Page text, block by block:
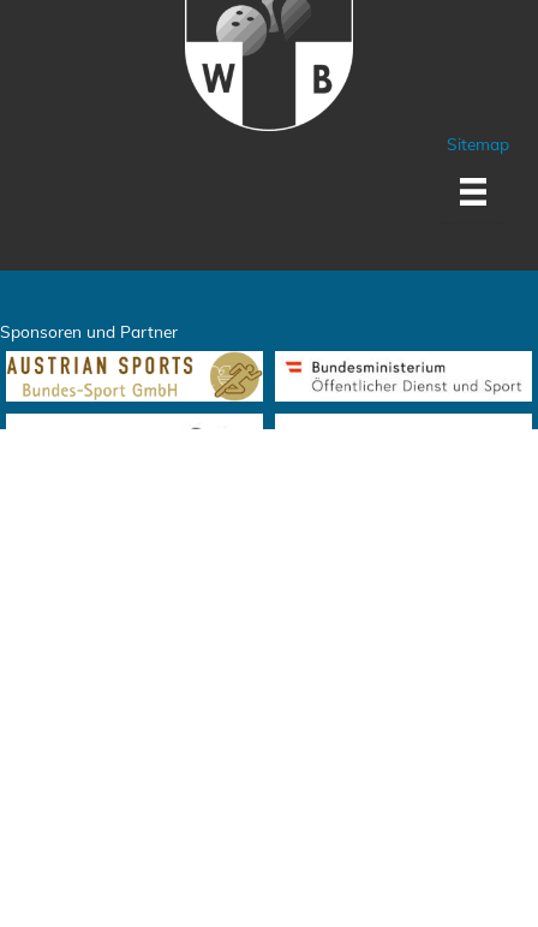
Sitemap
Sponsoren und Partner